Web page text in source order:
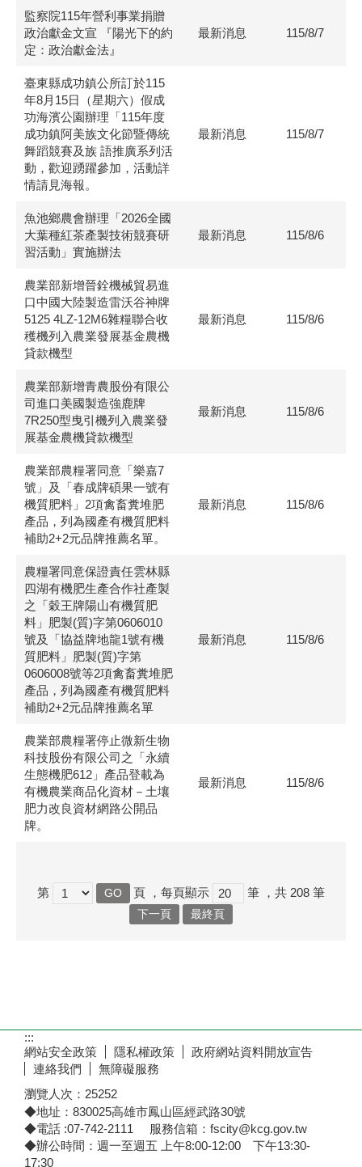
監察院115年營利事業捐贈
政治獻金文宣 『陽光下的約
定：政治獻金法』
最新消息 115/8/7
臺東縣成功鎮公所訂於115
年8月15日（星期六）假成
功海濱公園辦理「115年度
成功鎮阿美族文化節暨傳統
舞蹈競賽及族 語推廣系列活
動，歡迎踴躍參加，活動詳
情請見海報。
最新消息 115/8/7
魚池鄉農會辦理「2026全國
大葉種紅茶產製技術競賽研
習活動」實施辦法
最新消息 115/8/6
農業部新增晉銓機械貿易進
口中國大陸製造雷沃谷神牌
5125 4LZ-12M6雜糧聯合收
穫機列入農業發展基金農機
貸款機型
最新消息 115/8/6
農業部新增青農股份有限公
司進口美國製造強鹿牌
7R250型曳引機列入農業發
展基金農機貸款機型
最新消息 115/8/6
農業部農糧署同意「樂嘉7
號」及「春成牌碩果一號有
機質肥料」2項禽畜糞堆肥
產品，列為國產有機質肥料
補助2+2元品牌推薦名單。
最新消息 115/8/6
農糧署同意保證責任雲林縣
四湖有機肥生產合作社產製
之「穀王牌陽山有機質肥
料」肥製(質)字第0606010
號及「協益牌地龍1號有機
質肥料」肥製(質)字第
0606008號等2項禽畜糞堆肥
產品，列為國產有機質肥料
補助2+2元品牌推薦名單
最新消息 115/8/6
農業部農糧署停止微新生物
科技股份有限公司之「永續
生態機肥612」產品登載為
有機農業商品化資材－土壤
肥力改良資材網路公開品
牌。
最新消息 115/8/6
第 頁 ，每頁顯示 筆 ，共 208 筆
下一頁 最終頁
:::
網站安全政策
隱私權政策
政府網站資料開放宣告
連絡我們
無障礙服務
瀏覽人次： 25252
◆地址：830025高雄市鳳山區經武路30號
◆電話 :07-742-2111 服務信箱：fscity@kcg.gov.tw
◆辦公時間：週一至週五 上午8:00-12:00 下午13:30-
17:30